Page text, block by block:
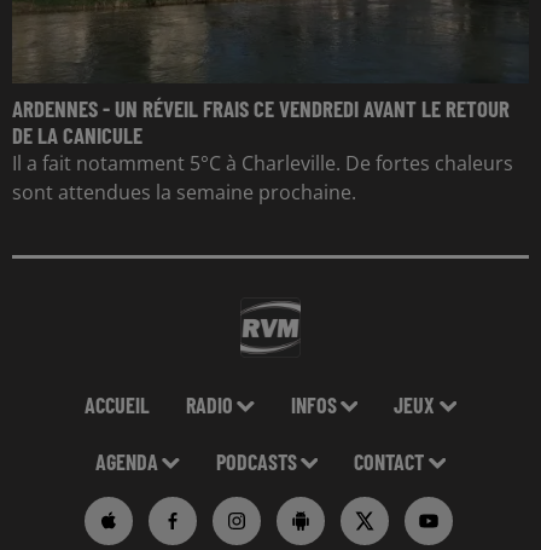
ARDENNES - UN RÉVEIL FRAIS CE VENDREDI AVANT LE RETOUR
DE LA CANICULE
Il a fait notamment 5°C à Charleville. De fortes chaleurs
sont attendues la semaine prochaine.
ACCUEIL RADIO INFOS JEUX
AGENDA PODCASTS CONTACT